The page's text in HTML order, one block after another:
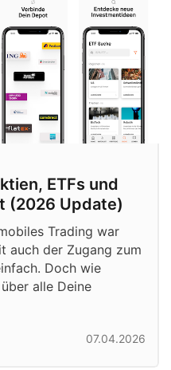
ETFs und
(2026 Update)
Trading war
auch der Zugang zum
Doch wie
alle Deine
07.04.2026